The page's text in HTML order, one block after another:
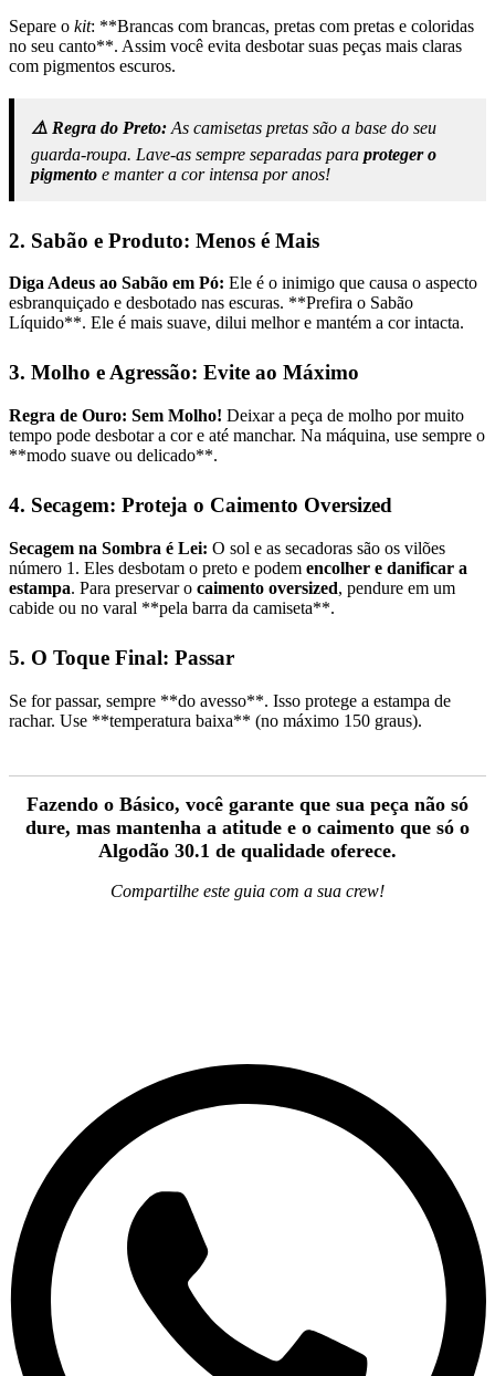
Separe o kit: **Brancas com brancas, pretas com pretas e coloridas
no seu canto**. Assim você evita desbotar suas peças mais claras
com pigmentos escuros.
⚠️ Regra do Preto: As camisetas pretas são a base do seu
guarda-roupa. Lave-as sempre separadas para proteger o
pigmento e manter a cor intensa por anos!
2. Sabão e Produto: Menos é Mais
Diga Adeus ao Sabão em Pó: Ele é o inimigo que causa o aspecto
esbranquiçado e desbotado nas escuras. **Prefira o Sabão
Líquido**. Ele é mais suave, dilui melhor e mantém a cor intacta.
3. Molho e Agressão: Evite ao Máximo
Regra de Ouro: Sem Molho! Deixar a peça de molho por muito
tempo pode desbotar a cor e até manchar. Na máquina, use sempre o
**modo suave ou delicado**.
4. Secagem: Proteja o Caimento Oversized
Secagem na Sombra é Lei: O sol e as secadoras são os vilões
número 1. Eles desbotam o preto e podem encolher e danificar a
estampa. Para preservar o caimento oversized, pendure em um
cabide ou no varal **pela barra da camiseta**.
5. O Toque Final: Passar
Se for passar, sempre **do avesso**. Isso protege a estampa de
rachar. Use **temperatura baixa** (no máximo 150 graus).
Fazendo o Básico, você garante que sua peça não só
dure, mas mantenha a atitude e o caimento que só o
Algodão 30.1 de qualidade oferece.
Compartilhe este guia com a sua crew!